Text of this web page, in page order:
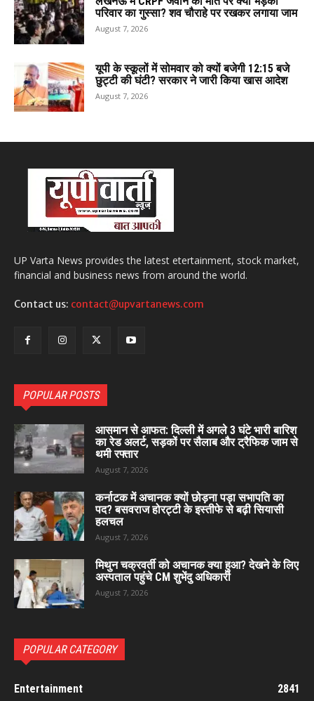
परिवार का गुस्सा? शव चौराहे पर रखकर लगाया जाम
August 7, 2026
यूपी के स्कूलों में सोमवार को क्यों बजेगी 12:15 बजे
छुट्टी की घंटी? सरकार ने जारी किया खास आदेश
August 7, 2026
UP Varta News provides the latest etertainment, stock market,
financial and business news from around the world.
Contact us: contact@upvartanews.com
POPULAR POSTS
आसमान से आफत: दिल्ली में अगले 3 घंटे भारी बारिश
का रेड अलर्ट, सड़कों पर सैलाब और ट्रैफिक जाम से
थमी रफ्तार
August 7, 2026
कर्नाटक में अचानक क्यों छोड़ना पड़ा सभापति का
पद? बसवराज होरट्टी के इस्तीफे से बढ़ी सियासी
हलचल
August 7, 2026
मिथुन चक्रवर्ती को अचानक क्या हुआ? देखने के लिए
अस्पताल पहुंचे CM शुभेंदु अधिकारी
August 7, 2026
POPULAR CATEGORY
Entertainment 2841